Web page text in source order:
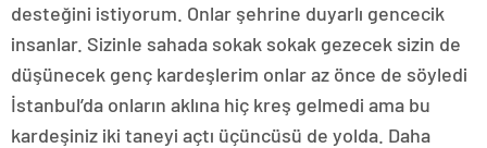
desteğini istiyorum. Onlar şehrine duyarlı gencecik
insanlar. Sizinle sahada sokak sokak gezecek sizin de
düşünecek genç kardeşlerim onlar az önce de söyledi
İstanbul’da onların aklına hiç kreş gelmedi ama bu
kardeşiniz iki taneyi açtı üçüncüsü de yolda. Daha